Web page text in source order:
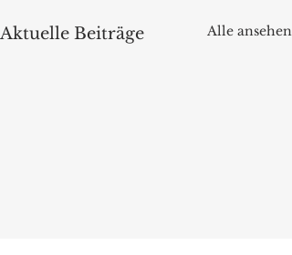
Aktuelle Beiträge Alle ansehen